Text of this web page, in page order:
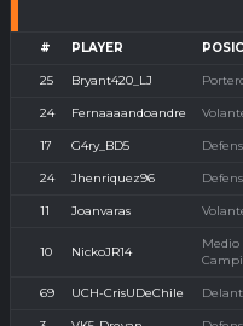
# PLAYER
25 Bryant420_LJ
24 Fernaaaandoandre
17 G4ry_BD5
24 Jhenriquez96
11 Joanvaras
10 NickoJR14
Medio
69 UCH-CrisUDeChile